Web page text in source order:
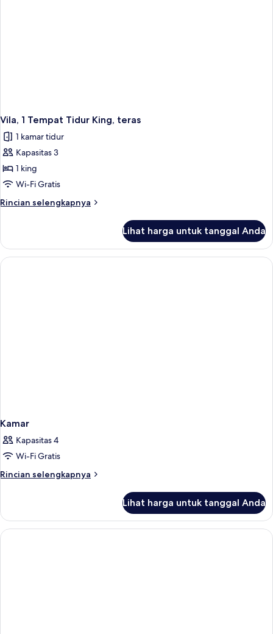
Vila, 1 Tempat Tidur King, teras
1 kamar tidur
Kapasitas 3
1 king
Wi-Fi Gratis
Rincian selengkapnya
Rincian
Vila,
Tempat
Lihat harga untuk tanggal Anda
Kamar
Kapasitas 4
Wi-Fi Gratis
Rincian selengkapnya
Rincian
Kamar
Lihat harga untuk tanggal Anda